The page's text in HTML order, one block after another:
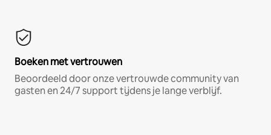
Boeken met vertrouwen
Beoordeeld door onze vertrouwde community van
gasten en 24/7 support tijdens je lange verblijf.